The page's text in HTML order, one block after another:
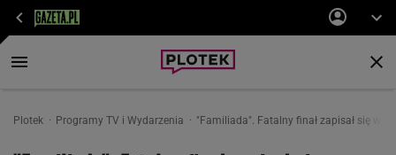
Plotek Programy TV i Wydarzenia "Familiada". Fatalny finał zapisał się w